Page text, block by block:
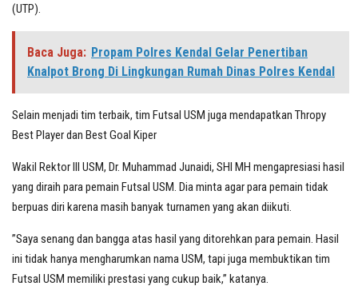
(UTP).
Baca Juga: Propam Polres Kendal Gelar Penertiban
Knalpot Brong Di Lingkungan Rumah Dinas Polres Kendal
Selain menjadi tim terbaik, tim Futsal USM juga mendapatkan Thropy
Best Player dan Best Goal Kiper
Wakil Rektor III USM, Dr. Muhammad Junaidi, SHI MH mengapresiasi hasil
yang diraih para pemain Futsal USM. Dia minta agar para pemain tidak
berpuas diri karena masih banyak turnamen yang akan diikuti.
”Saya senang dan bangga atas hasil yang ditorehkan para pemain. Hasil
ini tidak hanya mengharumkan nama USM, tapi juga membuktikan tim
Futsal USM memiliki prestasi yang cukup baik,” katanya.